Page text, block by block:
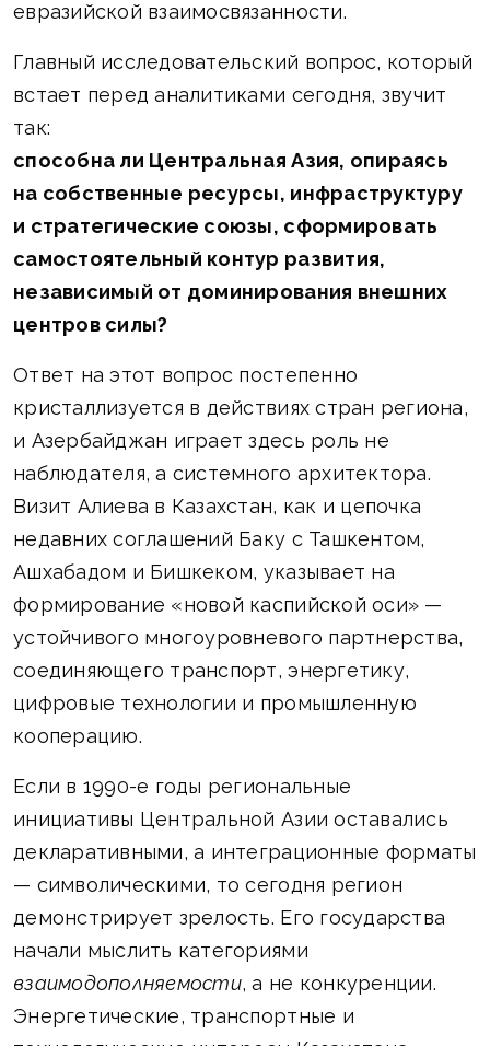
евразийской взаимосвязанности.
Главный исследовательский вопрос, который
встает перед аналитиками сегодня, звучит
так:
способна ли Центральная Азия, опираясь
на собственные ресурсы, инфраструктуру
и стратегические союзы, сформировать
самостоятельный контур развития,
независимый от доминирования внешних
центров силы?
Ответ на этот вопрос постепенно
кристаллизуется в действиях стран региона,
и Азербайджан играет здесь роль не
наблюдателя, а системного архитектора.
Визит Алиева в Казахстан, как и цепочка
недавних соглашений Баку с Ташкентом,
Ашхабадом и Бишкеком, указывает на
формирование «новой каспийской оси» —
устойчивого многоуровневого партнерства,
соединяющего транспорт, энергетику,
цифровые технологии и промышленную
кооперацию.
Если в 1990-е годы региональные
инициативы Центральной Азии оставались
декларативными, а интеграционные форматы
— символическими, то сегодня регион
демонстрирует зрелость. Его государства
начали мыслить категориями
взаимодополняемости, а не конкуренции.
Энергетические, транспортные и